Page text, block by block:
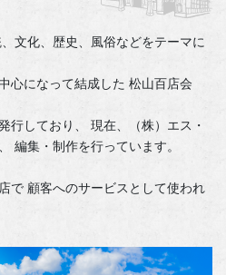
文化、歴史、風俗などをテーマに
心になって結成した 松山百店会
行しており、
現在、（株）エス・
編集・制作を行っています。
で 顧客へのサービスとして使われ